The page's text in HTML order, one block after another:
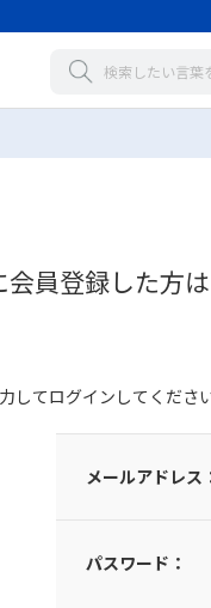
員登録した方は
してログインしてください
メールアドレス
パスワード：